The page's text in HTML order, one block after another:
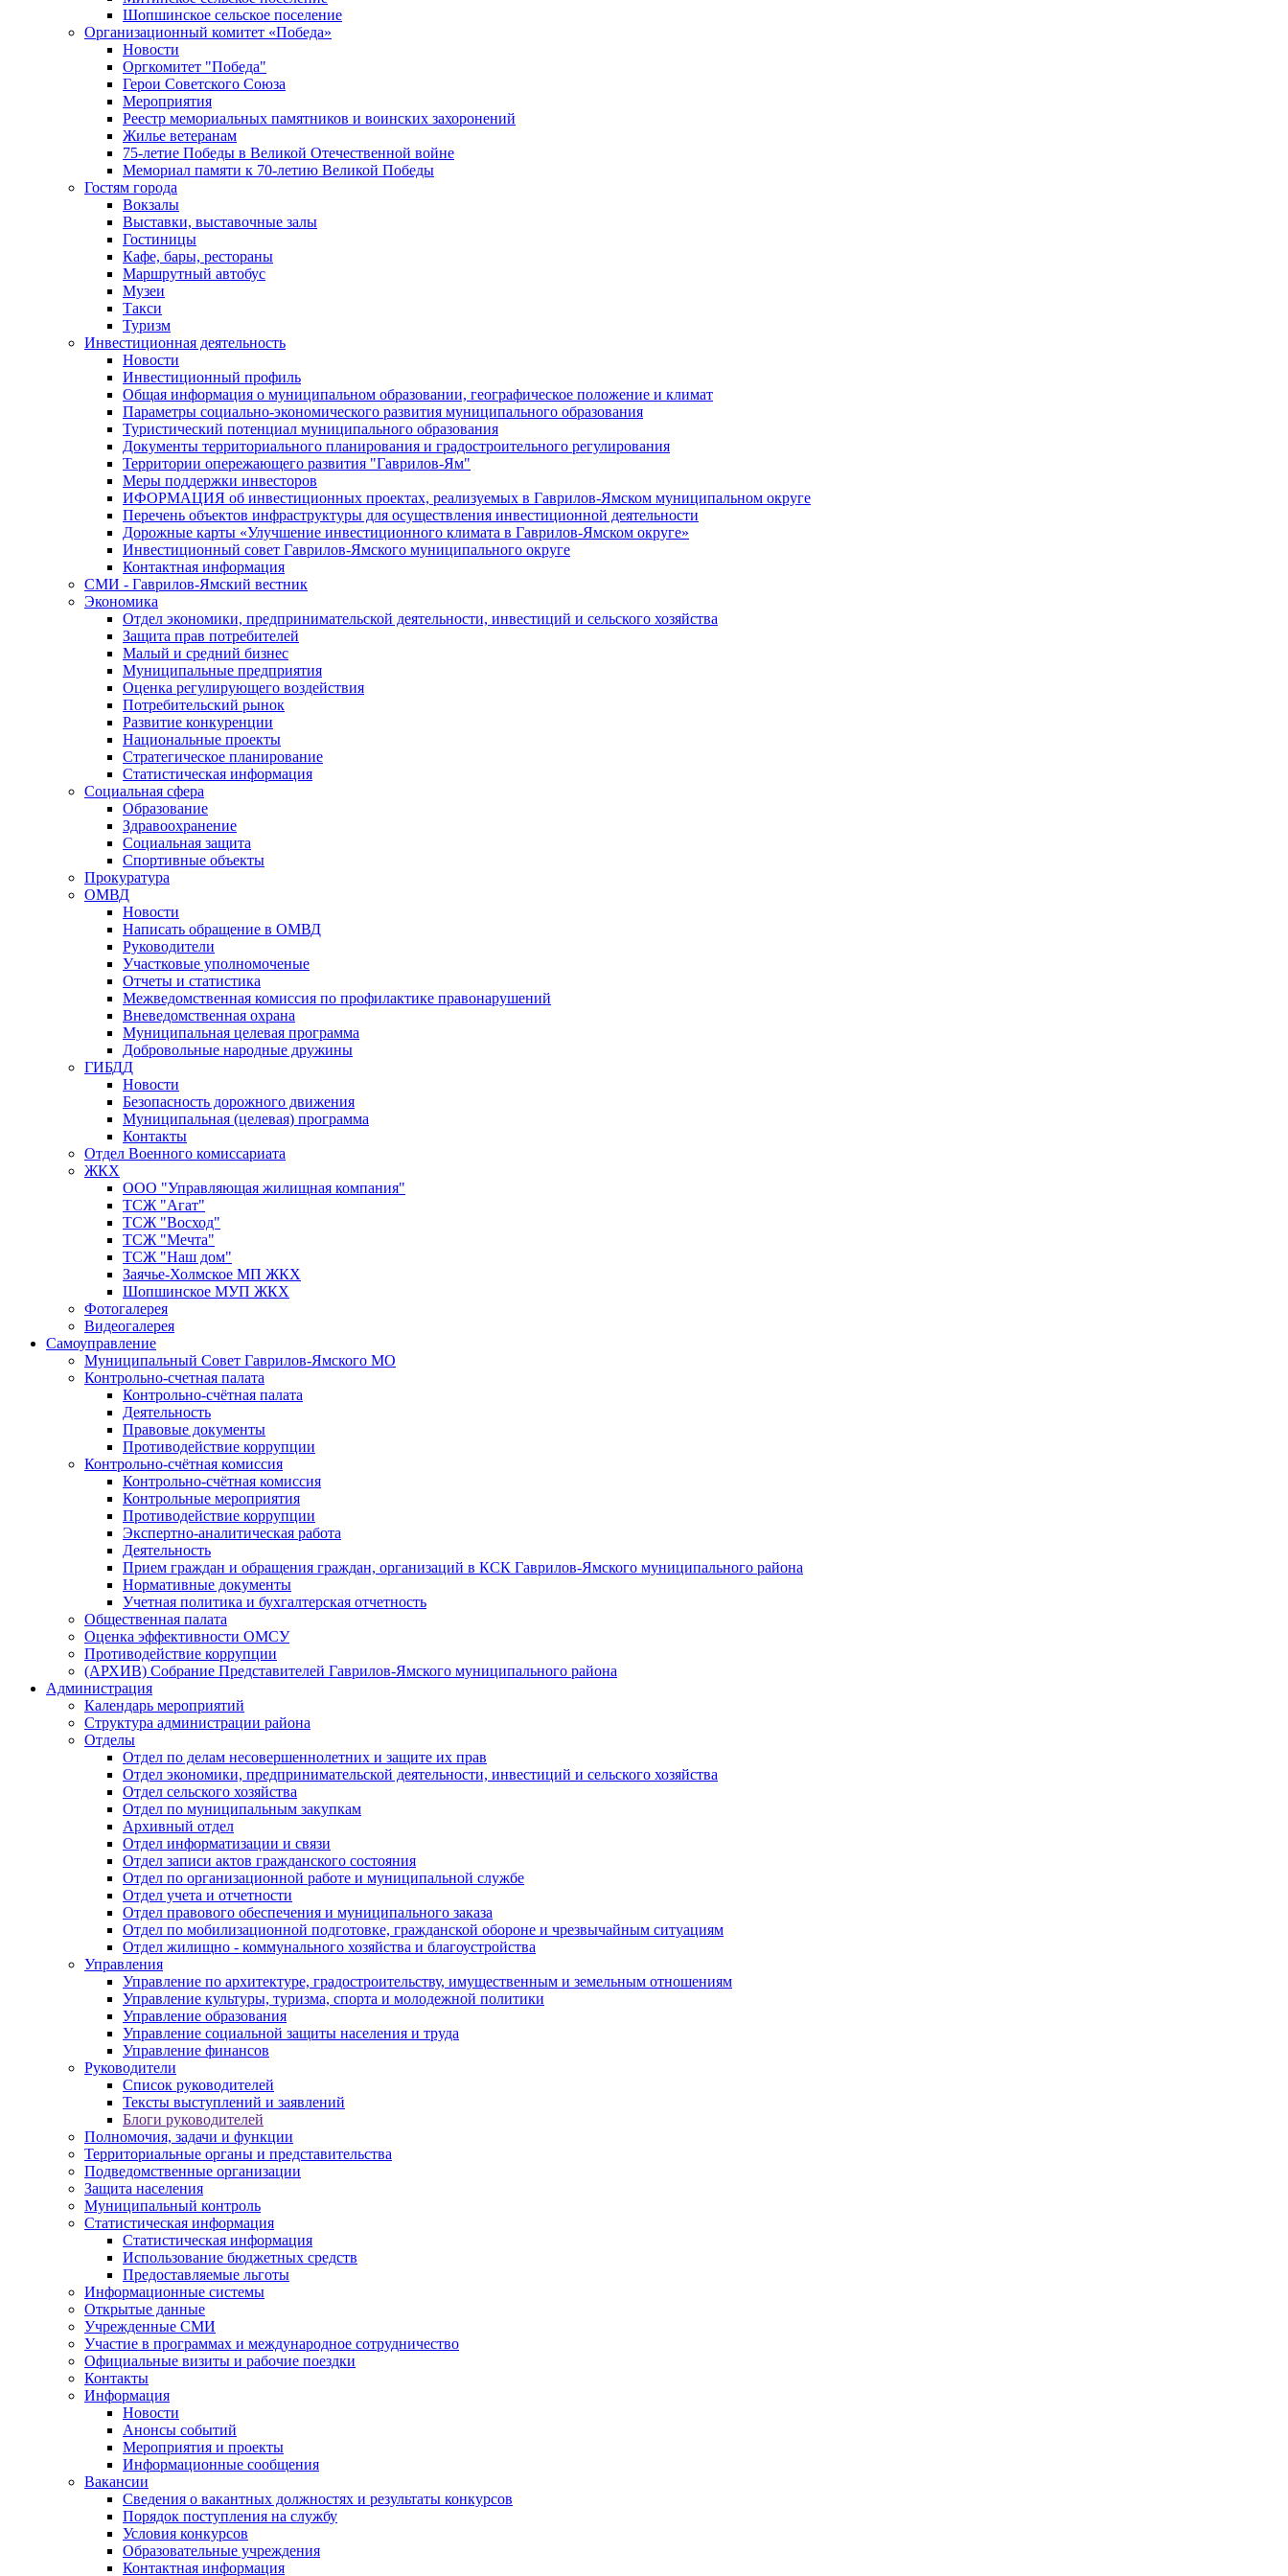
Шопшинское сельское поселение
Организационный комитет «Победа»
Новости
Оргкомитет "Победа"
Герои Советского Союза
Мероприятия
Реестр мемориальных памятников и воинских захоронений
Жилье ветеранам
75-летие Победы в Великой Отечественной войне
Мемориал памяти к 70-летию Великой Победы
Гостям города
Вокзалы
Выставки, выставочные залы
Гостиницы
Кафе, бары, рестораны
Маршрутный автобус
Музеи
Такси
Туризм
Инвестиционная деятельность
Новости
Инвестиционный профиль
Общая информация о муниципальном образовании, географическое положение и климат
Параметры социально-экономического развития муниципального образования
Туристический потенциал муниципального образования
Документы территориального планирования и градостроительного регулирования
Территории опережающего развития "Гаврилов-Ям"
Меры поддержки инвесторов
ИФОРМАЦИЯ об инвестиционных проектах, реализуемых в Гаврилов-Ямском муниципальном округе
Перечень объектов инфраструктуры для осуществления инвестиционной деятельности
Дорожные карты «Улучшение инвестиционного климата в Гаврилов-Ямском округе»
Инвестиционный совет Гаврилов-Ямского муниципального округе
Контактная информация
СМИ - Гаврилов-Ямский вестник
Экономика
Отдел экономики, предпринимательской деятельности, инвестиций и сельского хозяйства
Защита прав потребителей
Малый и средний бизнес
Муниципальные предприятия
Оценка регулирующего воздействия
Потребительский рынок
Развитие конкуренции
Национальные проекты
Стратегическое планирование
Статистическая информация
Социальная сфера
Образование
Здравоохранение
Социальная защита
Спортивные объекты
Прокуратура
ОМВД
Новости
Написать обращение в ОМВД
Руководители
Участковые уполномоченые
Отчеты и статистика
Межведомственная комиссия по профилактике правонарушений
Вневедомственная охрана
Муниципальная целевая программа
Добровольные народные дружины
ГИБДД
Новости
Безопасность дорожного движения
Муниципальная (целевая) программа
Контакты
Отдел Военного комиссариата
ЖКХ
ООО "Управляющая жилищная компания"
ТСЖ "Агат"
ТСЖ "Восход"
ТСЖ "Мечта"
ТСЖ "Наш дом"
Заячье-Холмское МП ЖКХ
Шопшинское МУП ЖКХ
Фотогалерея
Видеогалерея
Самоуправление
Муниципальный Совет Гаврилов-Ямского МО
Контрольно-счетная палата
Контрольно-счётная палата
Деятельность
Правовые документы
Противодействие коррупции
Контрольно-счётная комиссия
Контрольно-счётная комиссия
Контрольные мероприятия
Противодействие коррупции
Экспертно-аналитическая работа
Деятельность
Прием граждан и обращения граждан, организаций в КСК Гаврилов-Ямского муниципального района
Нормативные документы
Учетная политика и бухгалтерская отчетность
Общественная палата
Оценка эффективности ОМСУ
Противодействие коррупции
(АРХИВ) Собрание Представителей Гаврилов-Ямского муниципального района
Администрация
Календарь мероприятий
Структура администрации района
Отделы
Отдел по делам несовершеннолетних и защите их прав
Отдел экономики, предпринимательской деятельности, инвестиций и сельского хозяйства
Отдел сельского хозяйства
Отдел по муниципальным закупкам
Архивный отдел
Отдел информатизации и связи
Отдел записи актов гражданского состояния
Отдел по организационной работе и муниципальной службе
Отдел учета и отчетности
Отдел правового обеспечения и муниципального заказа
Отдел по мобилизационной подготовке, гражданской обороне и чрезвычайным ситуациям
Отдел жилищно - коммунального хозяйства и благоустройства
Управления
Управление по архитектуре, градостроительству, имущественным и земельным отношениям
Управление культуры, туризма, спорта и молодежной политики
Управление образования
Управление социальной защиты населения и труда
Управление финансов
Руководители
Список руководителей
Тексты выступлений и заявлений
Блоги руководителей
Полномочия, задачи и функции
Территориальные органы и представительства
Подведомственные организации
Защита населения
Муниципальный контроль
Статистическая информация
Статистическая информация
Использование бюджетных средств
Предоставляемые льготы
Информационные системы
Открытые данные
Учрежденные СМИ
Участие в программах и международное сотрудничество
Официальные визиты и рабочие поездки
Контакты
Информация
Новости
Анонсы событий
Мероприятия и проекты
Информационные сообщения
Вакансии
Сведения о вакантных должностях и результаты конкурсов
Порядок поступления на службу
Условия конкурсов
Образовательные учреждения
Контактная информация